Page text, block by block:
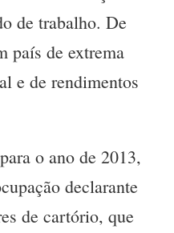
de trabalho. De
país de extrema
e de rendimentos
o ano de 2013,
declarante
de cartório, que